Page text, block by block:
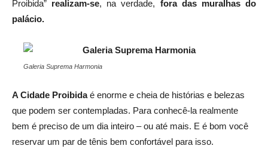
Proibida” realizam-se, na verdade, fora das muralhas do
palácio.
Galeria Suprema Harmonia
A Cidade Proibidaé enorme e cheia de histórias e belezas
que podem ser contempladas. Para conhecê-la realmente
bem é preciso de um dia inteiro – ou até mais. E é bom você
reservar um par de tênis bem confortável para isso.